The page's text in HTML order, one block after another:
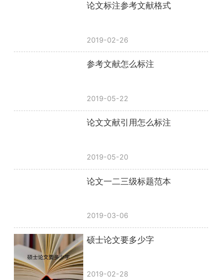
论文标注参考文献格式
2019-02-26
参考文献怎么标注
2019-05-22
论文文献引用怎么标注
2019-05-20
论文一二三级标题范本
2019-03-06
硕士论文要多少字
2019-02-28